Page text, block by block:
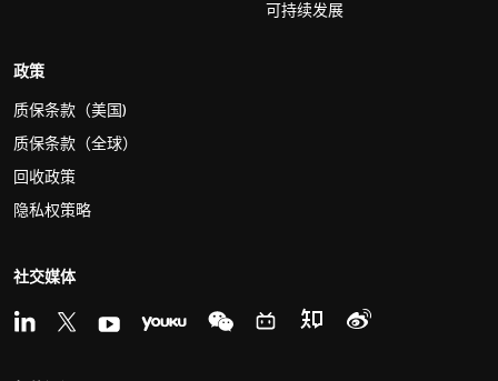
可持续发展
政策
质保条款（美国)
质保条款（全球）
回收政策
隐私权策略
社交媒体